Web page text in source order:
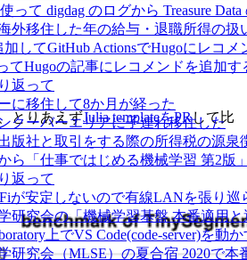
使って digdag のログから Treasure
外移住した年の給与・退職所得の扱
してGitHub ActionsでHugoにレコ
てHugoの記事にレコメンドを追加す
返って
に移住して8か月が経った
クーバーエリアに子連れ移住した
版社と取引をする際の所得税の源泉
ら「仕事ではじめる機械学習 第2版
返って
が安定しないので有線LANを張り巡
研究会の「機械学習基盤 本番適用
上でVS Code(code-server)を動か
研究会（MLSE）の夏合宿 2020で
とりあえずJulia templateをPRして比